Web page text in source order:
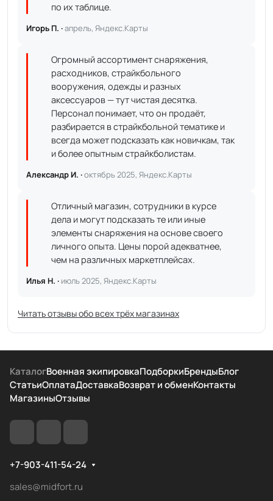
по их таблице.
Игорь П. ·апрель, Яндекс.Карты
Огромный ассортимент снаряжения,
расходников, страйкбольного
вооружения, одежды и разных
аксессуаров — тут чистая десятка.
Персонал понимает, что он продаёт,
разбирается в страйкбольной тематике и
всегда может подсказать как новичкам, так
и более опытным страйкболистам.
Александр И. ·октябрь 2025, Яндекс.Карты
Отличный магазин, сотрудники в курсе
дела и могут подсказать те или иные
элементы снаряжения на основе своего
личного опыта. Цены порой адекватнее,
чем на различных маркетплейсах.
Илья Н. · июль 2025, Яндекс.Карты
Читать отзывы обо всех трёх магазинах
КаталогВоенная экипировкаПодборкиБрендыБлог
СтатьиОплатаДоставкаВозврат и обменКонтакты
МагазиныОтзывы
+7-903-411-54-24
sales@midfort.ru